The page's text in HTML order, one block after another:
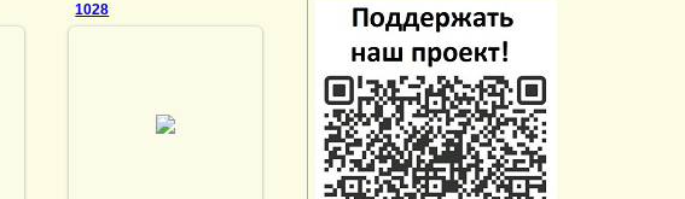
1028